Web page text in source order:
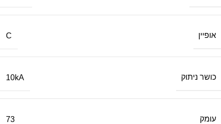
אופיין C
כושר ניתוק 10kA
עומק 73